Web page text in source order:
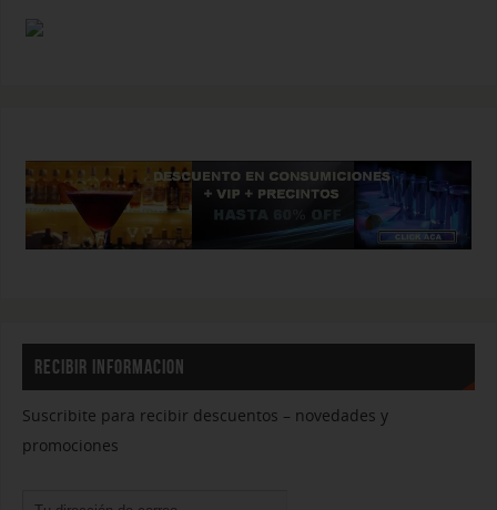
RECIBIR INFORMACION
Suscribite para recibir descuentos – novedades y
promociones